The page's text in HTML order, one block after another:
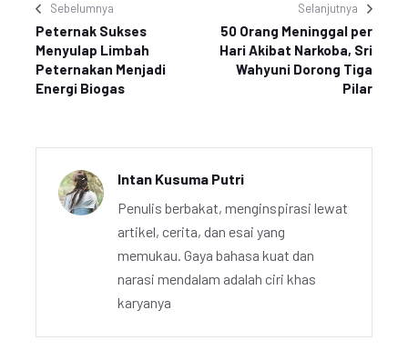
Sebelumnya
Peternak Sukses
Menyulap Limbah
Peternakan Menjadi
Energi Biogas
Selanjutnya
50 Orang Meninggal per
Hari Akibat Narkoba, Sri
Wahyuni Dorong Tiga
Pilar
Intan Kusuma Putri
Penulis berbakat, menginspirasi lewat
artikel, cerita, dan esai yang
memukau. Gaya bahasa kuat dan
narasi mendalam adalah ciri khas
karyanya